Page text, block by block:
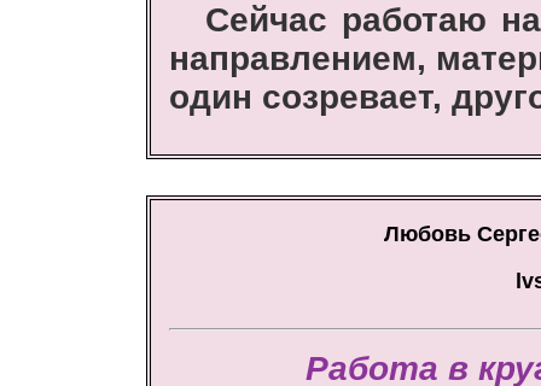
Сейчас работаю
направлением,
один созревает,
Любовь
Работа в